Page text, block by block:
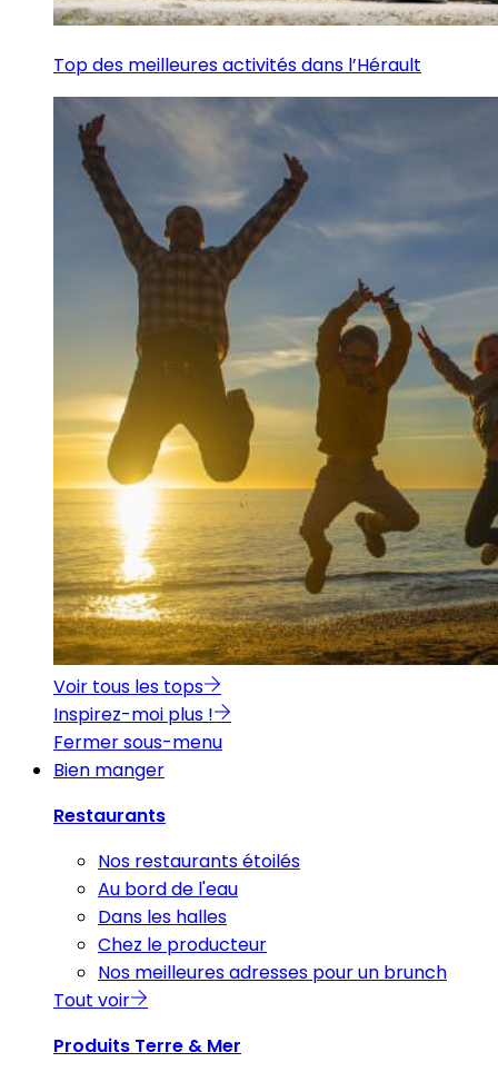
Top des meilleures activités dans l’Hérault
Voir tous les tops
Inspirez-moi plus !
Fermer sous-menu
Bien manger
Restaurants
Nos restaurants étoilés
Au bord de l'eau
Dans les halles
Chez le producteur
Nos meilleures adresses pour un brunch
Tout voir
Produits Terre & Mer